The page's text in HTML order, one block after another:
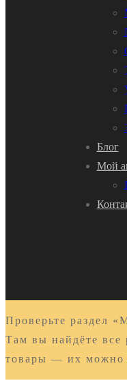
Блог
Мой
Проверьте раздел
Там вы найдёте все
товары — их можно